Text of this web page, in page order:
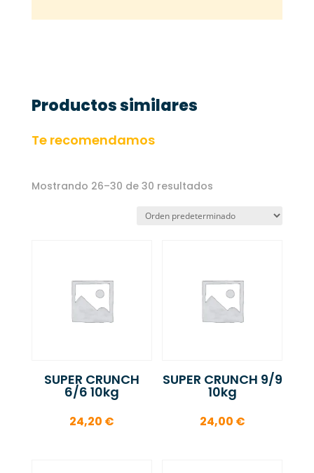
Productos similares
Te recomendamos
Mostrando 26–30 de 30 resultados
SUPER CRUNCH
6/6 10kg
24,20 €
SUPER CRUNCH 9/9
10kg
24,00 €